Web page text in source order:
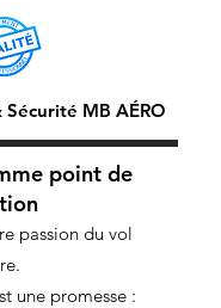
MB AÉRO
point de
passion du vol
une promesse :